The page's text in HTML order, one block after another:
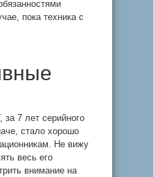
пока техника с
7 лет серийного
стало хорошо
Не вижу
весь его
внимание на